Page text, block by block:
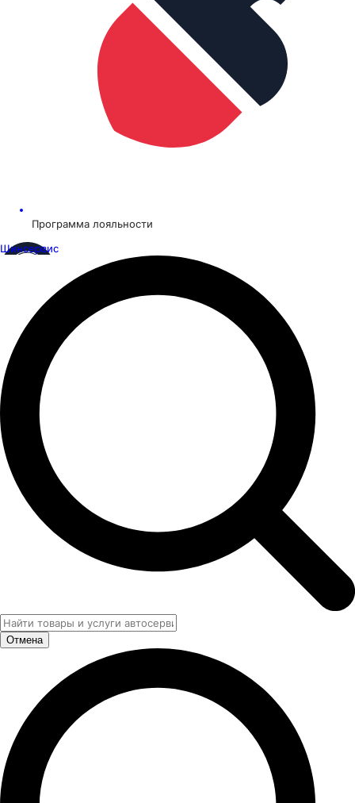
Программа лояльности
Шинсервис
Отмена